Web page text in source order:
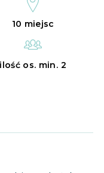
10 miejsc
ilość os. min. 2